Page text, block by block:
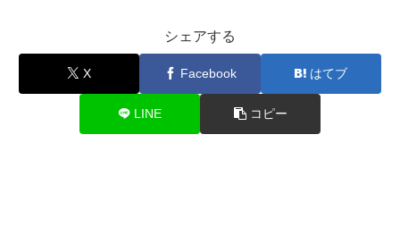
シェアする
X Facebook はてブ
LINE コピー